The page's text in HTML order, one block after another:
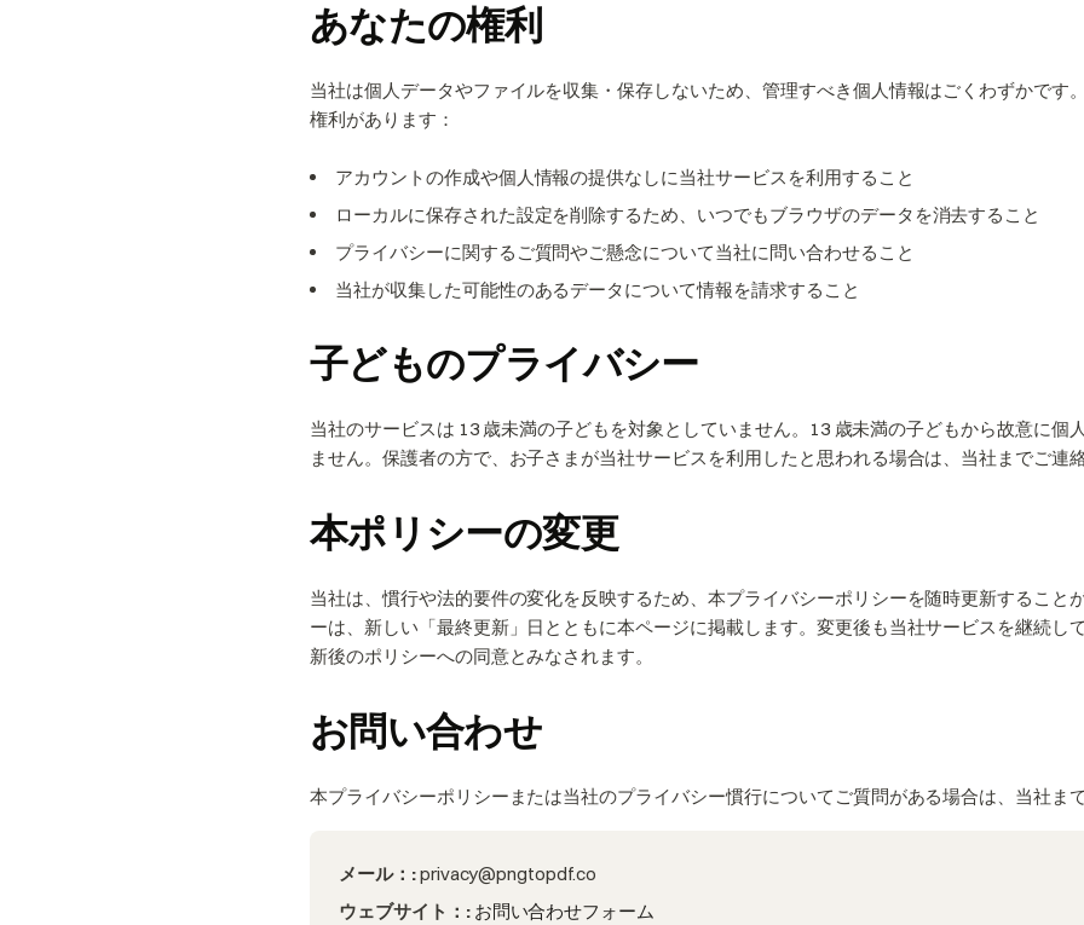
あなたの権利
当社は個人データやファイルを収集・保存しないため、管理すべき個人情報はごくわずかです
権利があります：
アカウントの作成や個人情報の提供なしに当社サービスを利用すること
ローカルに保存された設定を削除するため、いつでもブラウザのデータを消去すること
プライバシーに関するご質問やご懸念について当社に問い合わせること
当社が収集した可能性のあるデータについて情報を請求すること
子どものプライバシー
当社のサービスは 13 歳未満の子どもを対象としていません。13 歳未満の子どもから故意に個
ません。保護者の方で、お子さまが当社サービスを利用したと思われる場合は、当社までご連絡
本ポリシーの変更
当社は、慣行や法的要件の変化を反映するため、本プライバシーポリシーを随時更新すること
ーは、新しい「最終更新」日とともに本ページに掲載します。変更後も当社サービスを継続し
新後のポリシーへの同意とみなされます。
お問い合わせ
本プライバシーポリシーまたは当社のプライバシー慣行についてご質問がある場合は、当社ま
メール： :privacy@pngtopdf.co
ウェブサイト： : お問い合わせフォーム